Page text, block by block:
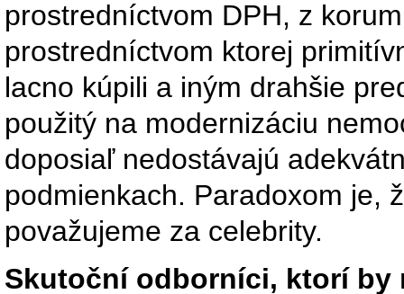
prostredníctvom DPH, z
prostredníctvom ktorej
lacno kúpili a iným drahšie
použitý na modernizáciu
doposiaľ nedostávajú
podmienkach. Paradoxom je,
považujeme za celebrity.
Skutoční odborníci, ktorí by